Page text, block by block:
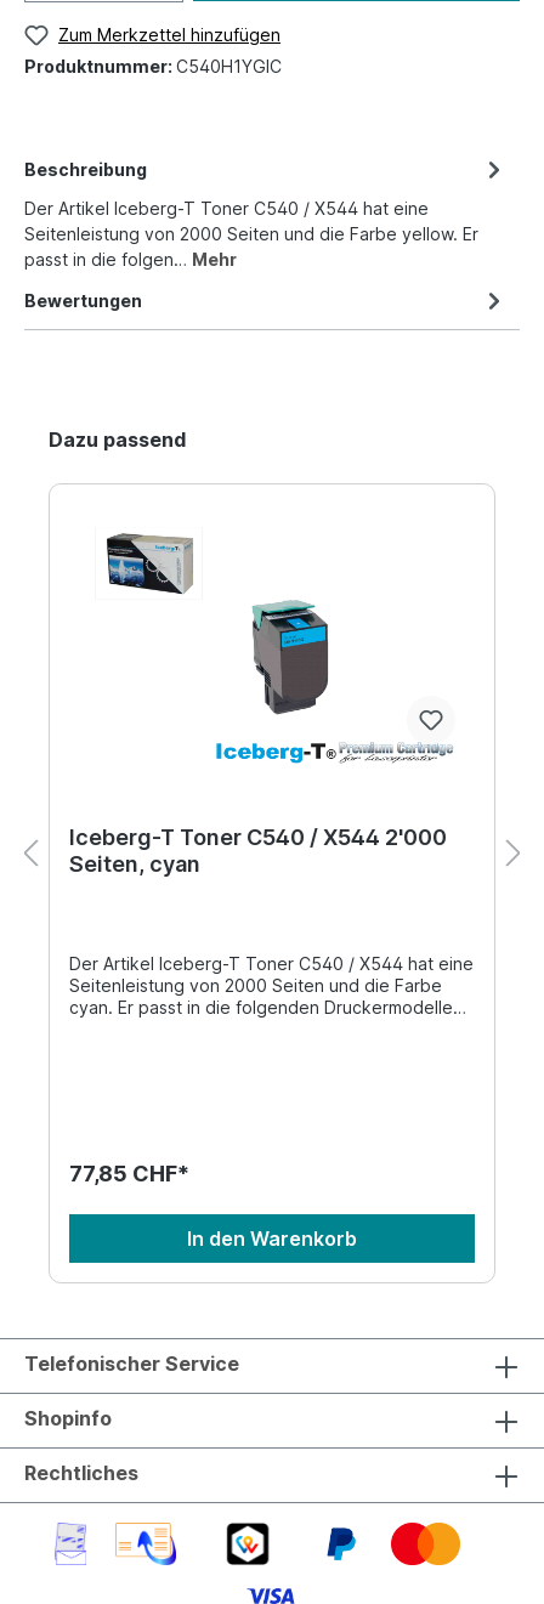
Zum Merkzettel hinzufügen
Produktnummer: C540H1YGIC
Beschreibung
Der Artikel Iceberg-T Toner C540 / X544 hat eine
Seitenleistung von 2000 Seiten und die Farbe yellow. Er
passt in die folgen… Mehr
Bewertungen
Dazu passend
Iceberg-T Toner C540 / X544 2'000
Seiten, cyan
Der Artikel Iceberg-T Toner C540 / X544 hat eine
Seitenleistung von 2000 Seiten und die Farbe
cyan. Er passt in die folgenden Druckermodellen
77,85 CHF*
In den Warenkorb
Telefonischer Service
Shopinfo
Rechtliches